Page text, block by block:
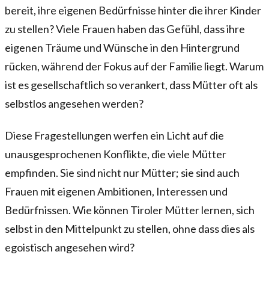
bereit, ihre eigenen Bedürfnisse hinter die ihrer Kinder
zu stellen? Viele Frauen haben das Gefühl, dass ihre
eigenen Träume und Wünsche in den Hintergrund
rücken, während der Fokus auf der Familie liegt. Warum
ist es gesellschaftlich so verankert, dass Mütter oft als
selbstlos angesehen werden?
Diese Fragestellungen werfen ein Licht auf die
unausgesprochenen Konflikte, die viele Mütter
empfinden. Sie sind nicht nur Mütter; sie sind auch
Frauen mit eigenen Ambitionen, Interessen und
Bedürfnissen. Wie können Tiroler Mütter lernen, sich
selbst in den Mittelpunkt zu stellen, ohne dass dies als
egoistisch angesehen wird?